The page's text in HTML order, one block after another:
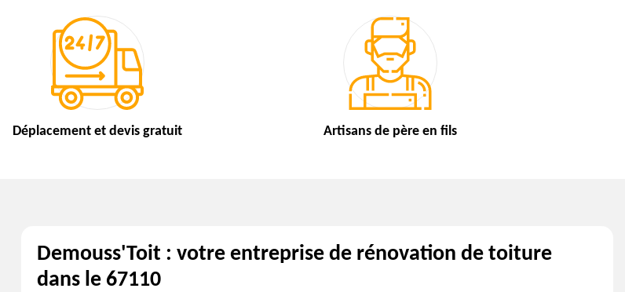
Déplacement et devis gratuit Artisans de père en fils
Demouss'Toit : votre entreprise de rénovation de toiture
dans le 67110